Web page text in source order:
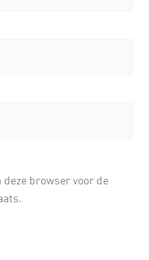
browser voor de